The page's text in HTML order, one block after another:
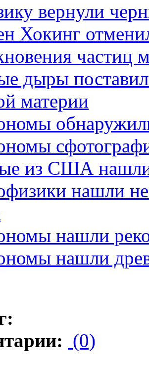
вернули
Хокинг
частиц
дыры
материи
из США нашли
нашли
нашли
нашли
(0)